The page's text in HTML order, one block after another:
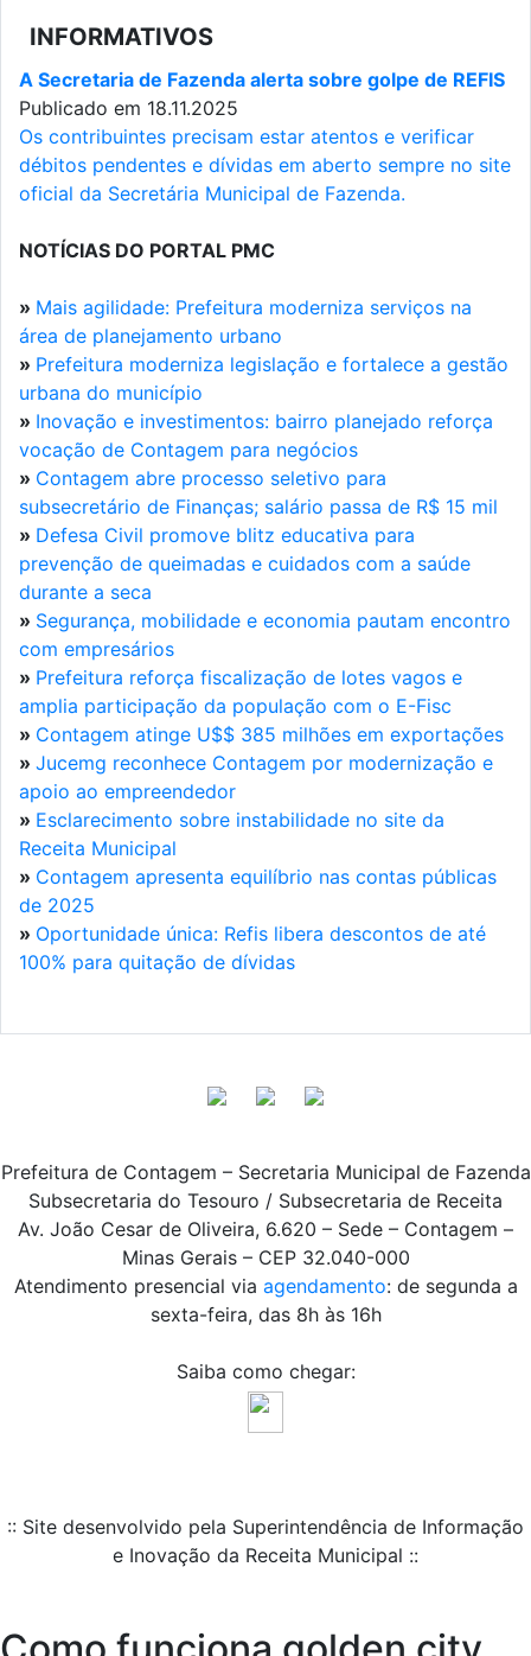
INFORMATIVOS
A Secretaria de Fazenda alerta sobre golpe de REFIS
Publicado em 18.11.2025
Os contribuintes precisam estar atentos e verificar
débitos pendentes e dívidas em aberto sempre no site
oficial da Secretária Municipal de Fazenda.
NOTÍCIAS DO PORTAL PMC
» Mais agilidade: Prefeitura moderniza serviços na
área de planejamento urbano
» Prefeitura moderniza legislação e fortalece a gestão
urbana do município
» Inovação e investimentos: bairro planejado reforça
vocação de Contagem para negócios
» Contagem abre processo seletivo para
subsecretário de Finanças; salário passa de R$ 15 mil
» Defesa Civil promove blitz educativa para
prevenção de queimadas e cuidados com a saúde
durante a seca
» Segurança, mobilidade e economia pautam encontro
com empresários
» Prefeitura reforça fiscalização de lotes vagos e
amplia participação da população com o E-Fisc
» Contagem atinge U$$ 385 milhões em exportações
» Jucemg reconhece Contagem por modernização e
apoio ao empreendedor
» Esclarecimento sobre instabilidade no site da
Receita Municipal
» Contagem apresenta equilíbrio nas contas públicas
de 2025
» Oportunidade única: Refis libera descontos de até
100% para quitação de dívidas
Prefeitura de Contagem – Secretaria Municipal de Fazenda
Subsecretaria do Tesouro / Subsecretaria de Receita
Av. João Cesar de Oliveira, 6.620 – Sede – Contagem –
Minas Gerais – CEP 32.040-000
Atendimento presencial via agendamento: de segunda a
sexta-feira, das 8h às 16h
Saiba como chegar:
:: Site desenvolvido pela Superintendência de Informação
e Inovação da Receita Municipal ::